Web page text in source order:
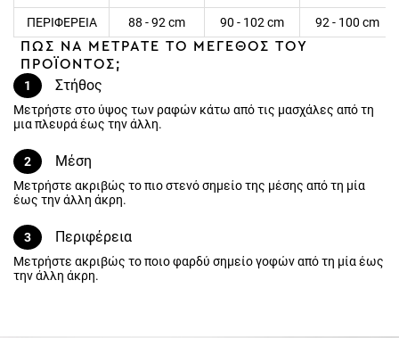
ΠΕΡΙΦΕΡΕΙΑ 88 - 92 cm 90 - 102 cm
92 - 100 cm
ΠΩΣ ΝΑ ΜΕΤΡΑΤΕ ΤΟ ΜΕΓΕΘΟΣ ΤΟΥ
ΠΡΟΪΟΝΤΟΣ;
1
Στήθος
Μετρήστε στο ύψος των ραφών κάτω από τις μασχάλες από τη μια
πλευρά έως την άλλη.
2 Μέση
Μετρήστε ακριβώς το πιο στενό σημείο της μέσης από τη μία έως
την άλλη άκρη.
3 Περιφέρεια
Μετρήστε ακριβώς το ποιο φαρδύ σημείο γοφών από τη μία έως την
άλλη άκρη.